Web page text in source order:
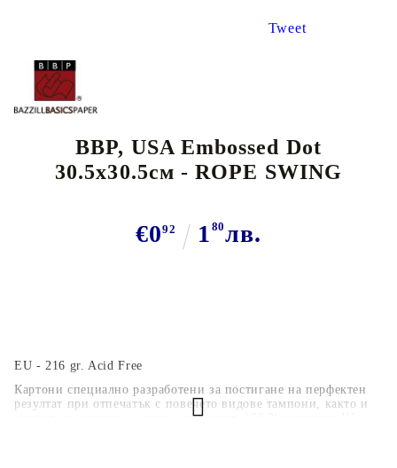
Tweet
BBP, USA Embossed Dot
30.5x30.5см - ROPE SWING
€092 1 80лв.
EU - 216 gr. Acid Free
Картони специално разработени за постигане на перфектен
резултат при отпечатък с повечето видове тампони, както и
мастила и маркери за топъл ембосинг. 100 % гаранция !!!